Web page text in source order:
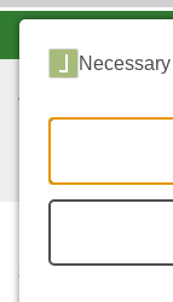
STARTSEITE
...